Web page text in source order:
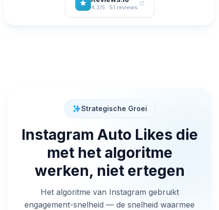
4.2/5 · 51 reviews
Strategische Groei
Instagram Auto Likes die
met het algoritme
werken, niet ertegen
Het algoritme van Instagram gebruikt
engagement-snelheid — de snelheid waarmee